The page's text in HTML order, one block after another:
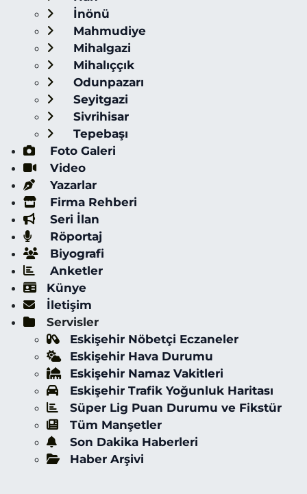
İnönü
Mahmudiye
Mihalgazi
Mihalıççık
Odunpazarı
Seyitgazi
Sivrihisar
Tepebaşı
Foto Galeri
Video
Yazarlar
Firma Rehberi
Seri İlan
Röportaj
Biyografi
Anketler
Künye
İletişim
Servisler
Eskişehir Nöbetçi Eczaneler
Eskişehir Hava Durumu
Eskişehir Namaz Vakitleri
Eskişehir Trafik Yoğunluk Haritası
Süper Lig Puan Durumu ve Fikstür
Tüm Manşetler
Son Dakika Haberleri
Haber Arşivi